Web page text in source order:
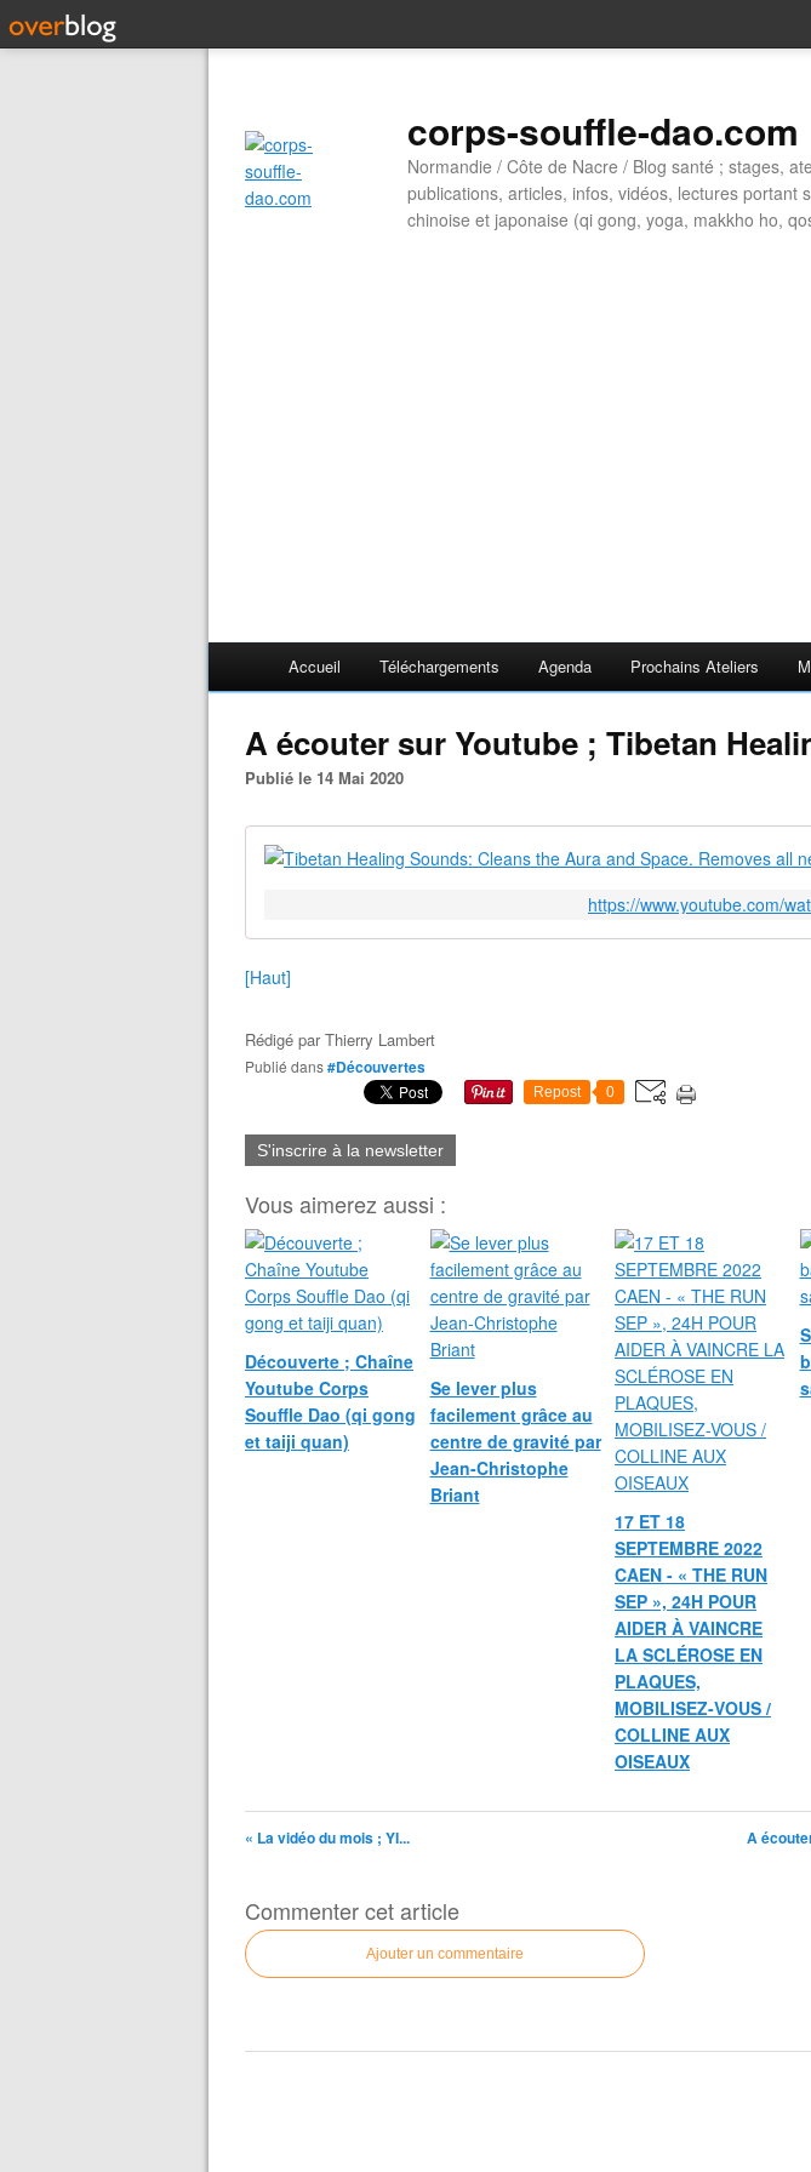
corps-souffle-dao.com
Normandie / Côte de Nacre / Blog santé ; stages,
publications, articles, infos, vidéos, lectures portant
chinoise et japonaise (qi gong, yoga, makkho ho,
Accueil Téléchargements Agenda Prochains Ateliers
A écouter sur Youtube ; Tibetan
Publié le 14 Mai 2020
https://www.youtube.com/
[Haut]
Rédigé parThierry Lambert
Publié dans#Découvertes
Repost 0
S'inscrire à la newsletter
Vous aimerez aussi :
Découverte ; Chaîne
Youtube Corps
Souffle Dao (qi gong
et taiji quan)
Se lever plus
facilement grâce au
centre de gravité par
Jean-Christophe
Briant
17 ET 18
SEPTEMBRE 2022
CAEN - « THE RUN
SEP », 24H POUR
AIDER À VAINCRE
LA SCLÉROSE EN
PLAQUES,
MOBILISEZ-VOUS /
COLLINE AUX
OISEAUX
« La vidéo du mois ; YI... A
Commenter cet article
Ajouter un commentaire